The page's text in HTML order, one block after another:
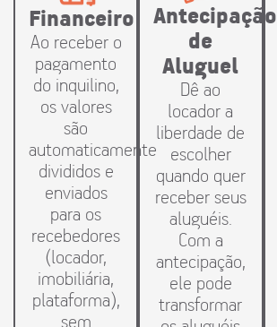
Financeiro
Ao receber o
pagamento
do inquilino,
os valores
são
automaticamente
divididos e
enviados
para os
recebedores
(locador,
imobiliária,
plataforma),
sem
Antecipação
de
Aluguel
Dê ao
locador a
liberdade de
escolher
quando quer
receber seus
aluguéis.
Com a
antecipação,
ele pode
transformar